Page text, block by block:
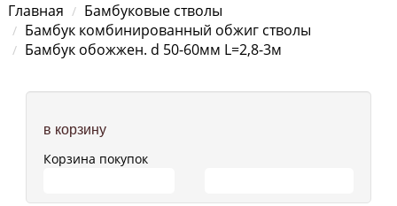
Главная
Бамбуковые стволы
Бамбук комбинированный обжиг стволы
Бамбук обожжен. d 50-60мм L=2,8-3м
в корзину
Корзина покупок